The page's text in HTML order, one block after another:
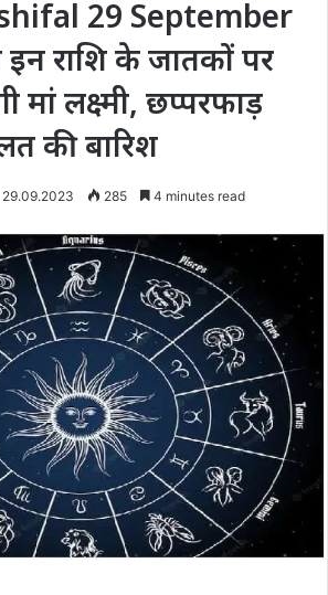
29 September
राशि के जातकों पर
मां लक्ष्मी, छप्परफाड़
की बारिश
29.09.2023 285 4 minutes read